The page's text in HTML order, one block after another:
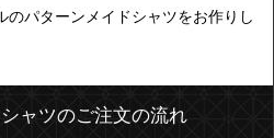
のパターンメイドシャツをお作りし
ャツのご注文の流れ